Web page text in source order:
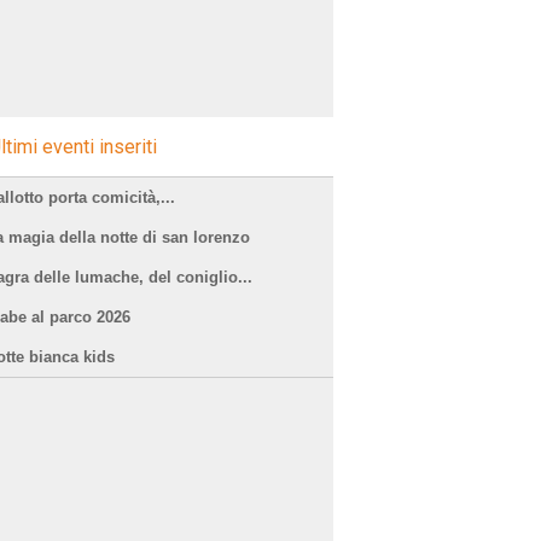
eventi inseriti
porta comicità,...
magia della notte di san lorenzo
delle lumache, del coniglio...
al parco 2026
bianca kids